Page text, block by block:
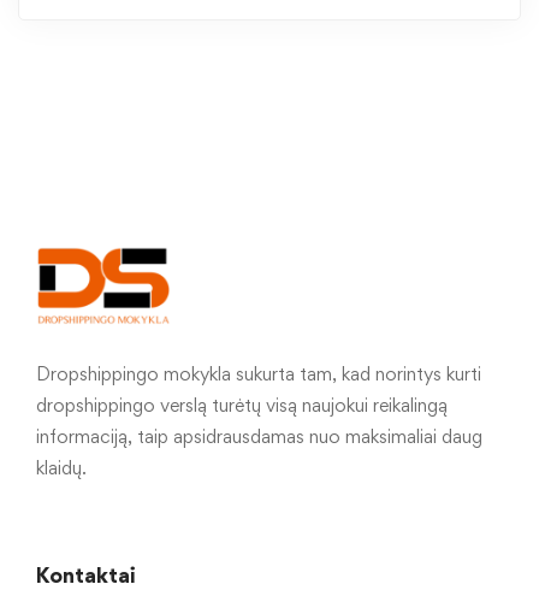
Dropshippingo mokykla sukurta tam, kad norintys kurti
dropshippingo verslą turėtų visą naujokui reikalingą
informaciją, taip apsidrausdamas nuo maksimaliai daug
klaidų.
Kontaktai